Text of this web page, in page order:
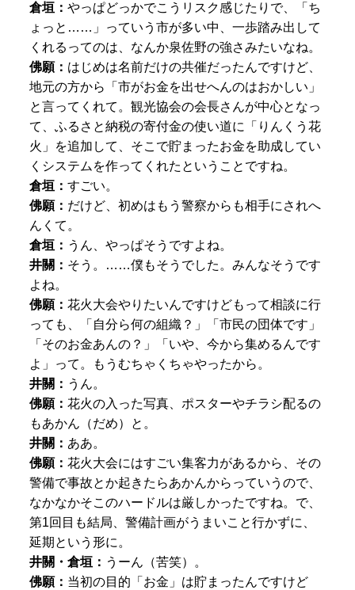
倉垣：やっぱどっかでこうリスク感じたりで、「ち
ょっと……」っていう市が多い中、一歩踏み出して
くれるってのは、なんか泉佐野の強さみたいなね。
佛願： はじめは名前だけの共催だったんですけど、
地元の方から「市がお金を出せへんのはおかしい」
と言ってくれて。観光協会の会長さんが中心となっ
て、ふるさと納税の寄付金の使い道に「りんくう花
火」を追加して、そこで貯まったお金を助成してい
くシステムを作ってくれたということですね。
倉垣：すごい。
佛願： だけど、初めはもう警察からも相手にされへ
んくて。
倉垣： うん、やっぱそうですよね。
井關： そう。……僕もそうでした。みんなそうです
よね。
佛願：花火大会やりたいんですけどもって相談に行
っても、「自分ら何の組織？」「市民の団体です」
「そのお金あんの？」「いや、今から集めるんです
よ」って。もうむちゃくちゃやったから。
井關： うん。
佛願：花火の入った写真、ポスターやチラシ配るの
もあかん（だめ）と。
井關： ああ。
佛願：花火大会にはすごい集客力があるから、その
警備で事故とか起きたらあかんからっていうので、
なかなかそこのハードルは厳しかったですね。で、
第1回目も結局、警備計画がうまいこと行かずに、
延期という形に。
井關・倉垣： うーん（苦笑）。
佛願： 当初の目的「お金」は貯まったんですけど